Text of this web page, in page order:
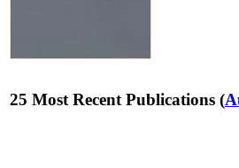
25 Most Recent Publications (